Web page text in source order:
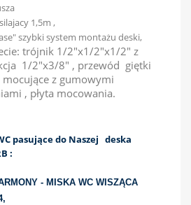
1,5m ,
szybki system montażu deski,
trójnik 1/2"x1/2"x1/2" z
1/2"x3/8" , przewód giętki
z gumowymi
, płyta mocowania.
pasujące do Naszej deska
:
- MISKA WC WISZĄCA